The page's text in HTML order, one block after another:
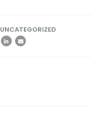
UNCATEGORIZED